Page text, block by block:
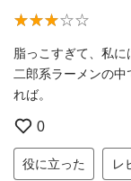
脂っこすぎて、私に
二郎系ラーメンの
れば。
0
役に立った レ